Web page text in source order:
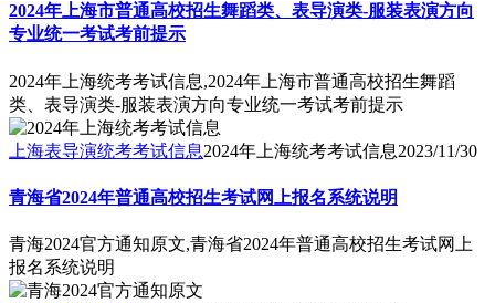
2024年上海市普通高校招生舞蹈类、表导演类-服装表演方向
专业统一考试考前提示
2024年上海统考考试信息,2024年上海市普通高校招生舞蹈
类、表导演类-服装表演方向专业统一考试考前提示
上海表导演统考考试信息2024年上海统考考试信息2023/11/30
青海省2024年普通高校招生考试网上报名系统说明
青海2024官方通知原文,青海省2024年普通高校招生考试网上
报名系统说明